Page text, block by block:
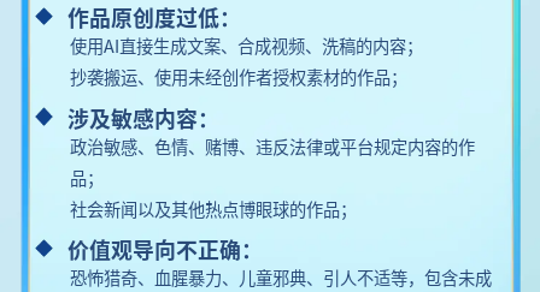
作品原创度过低：
使用AI直接生成文案、合成视频、洗稿的内容；
抄袭搬运、使用未经创作者授权素材的作品；
涉及敏感内容：
政治敏感、色情、赌博、违反法律或平台规定内容的作
品；
社会新闻以及其他热点博眼球的作品；
价值观导向不正确：
恐怖猎奇、血腥暴力、儿童邪典、引人不适等，包含未成